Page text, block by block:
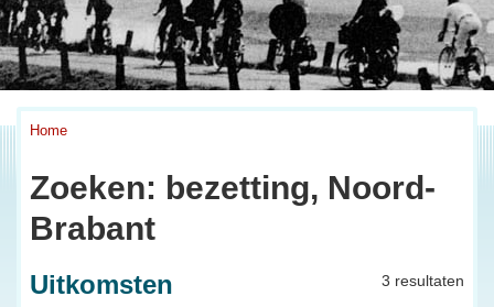
Home
Zoeken: bezetting, Noord-
Brabant
3 resultaten
Uitkomsten